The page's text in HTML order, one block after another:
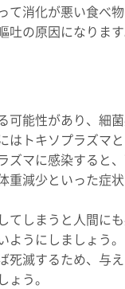
て消化が悪い食べ物
吐の原因になります
可能性があり、細
はトキソプラズマ
ズマに感染すると
重減少といった症
てしまうと人間に
ようにしましょう
死滅するため、与
う。